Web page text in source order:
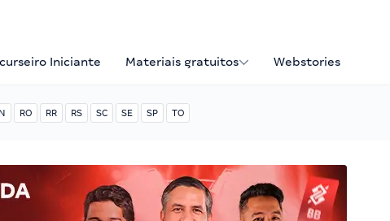
Iniciante Materiais gratuitos Webstories
RO RR RS SC SE SP TO